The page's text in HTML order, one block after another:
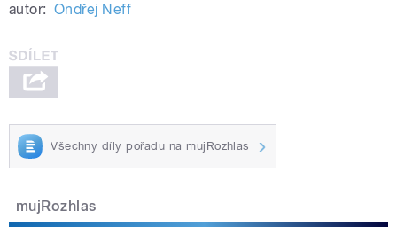
autor: Ondřej Neff
Všechny díly pořadu na mujRozhlas
mujRozhlas